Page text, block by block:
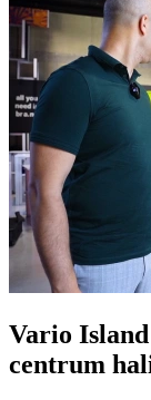
Vario
centrum